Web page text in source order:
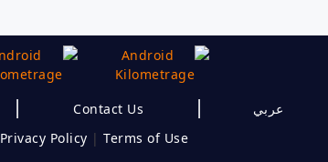
عربي |
|
Contact Us
Privacy Policy |Terms of Use